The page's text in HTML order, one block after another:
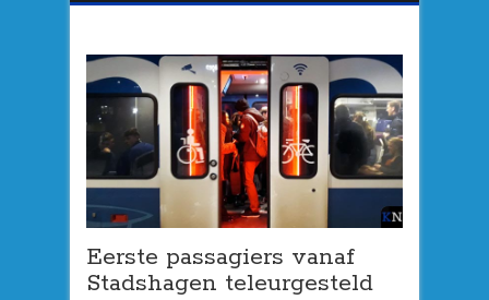
Eerste passagiers vanaf
Stadshagen teleurgesteld